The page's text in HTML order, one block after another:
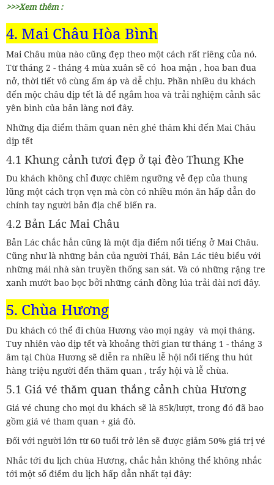
>>>Xem thêm :
4. Mai Châu Hòa Bình
Mai Châu mùa nào cũng đẹp theo một cách rất riêng của nó.
Từ tháng 2 - tháng 4 mùa xuân sẽ có hoa mận , hoa ban đua
nở, thời tiết vô cùng ấm áp và dễ chịu. Phần nhiều du khách
đến mộc châu dịp tết là để ngắm hoa và trải nghiệm cảnh sắc
yên bình của bản làng nơi đây.
Những địa điểm thăm quan nên ghé thăm khi đến Mai Châu
dịp tết
4.1 Khung cảnh tươi đẹp ở tại đèo Thung Khe
Du khách không chỉ được chiêm ngưỡng vẻ đẹp của thung
lũng một cách trọn vẹn mà còn có nhiều món ăn hấp dẫn do
chính tay người bản địa chế biến ra.
4.2 Bản Lác Mai Châu
Bản Lác chắc hẳn cũng là một địa điểm nổi tiếng ở Mai Châu.
Cũng như là những bản của người Thái, Bản Lác tiêu biểu với
những mái nhà sàn truyền thống san sát. Và có những rặng tre
xanh mướt bao bọc bởi những cánh đồng lúa trải dài nơi đây.
5. Chùa Hương
Du khách có thể đi chùa Hương vào mọi ngày và mọi tháng.
Tuy nhiên vào dịp tết và khoảng thời gian từ tháng 1 - tháng 3
âm tại Chùa Hương sẽ diễn ra nhiều lễ hội nổi tiếng thu hút
hàng triệu người đến thăm quan , trẩy hội và lễ chùa.
5.1 Giá vé thăm quan thắng cảnh chùa Hương
Giá vé chung cho mọi du khách sẽ là 85k/lượt, trong đó đã bao
gồm giá vé tham quan + giá đò.
Đối với người lớn từ 60 tuổi trở lên sẽ được giảm 50% giá trị vé
Nhắc tới du lịch chùa Hương, chắc hẳn không thể không nhắc
tới một số điểm du lịch hấp dẫn nhất tại đây: